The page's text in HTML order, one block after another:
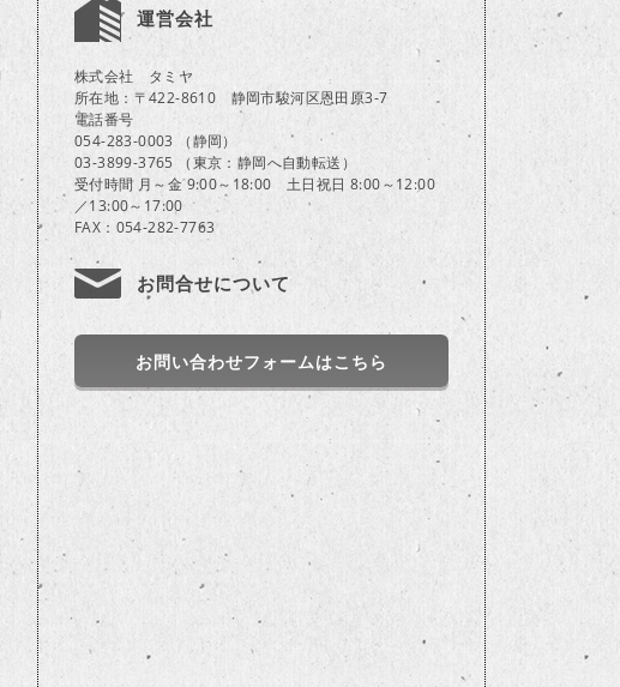
運営会社
株式会社 タミヤ
所在地：〒422-8610 静岡市駿河区恩田原3-7
電話番号
054-283-0003 （静岡）
03-3899-3765 （東京：静岡へ自動転送）
受付時間 月～金 9:00～18:00 土日祝日 8:00～12:00
／13:00～17:00
FAX：054-282-7763
お問合せについて
お問い合わせフォームはこちら